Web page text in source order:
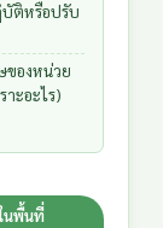
บัติหรือปรับ
ของหน่วย
ะอะไร)
นพื้นที่